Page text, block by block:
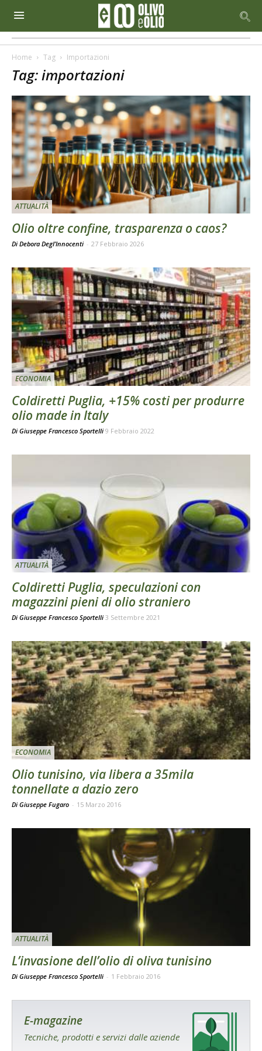
Home Tag Importazioni
Tag: importazioni
ATTUALITÀ
Olio oltre confine, trasparenza o caos?
Di Debora Degl’Innocenti - 27 Febbraio 2026
ECONOMIA
Coldiretti Puglia, +15% costi per produrre
olio made in Italy
Di Giuseppe Francesco Sportelli 9 Febbraio 2022
ATTUALITÀ
Coldiretti Puglia, speculazioni con
magazzini pieni di olio straniero
Di Giuseppe Francesco Sportelli 3 Settembre 2021
ECONOMIA
Olio tunisino, via libera a 35mila
tonnellate a dazio zero
Di Giuseppe Fugaro - 15 Marzo 2016
ATTUALITÀ
L’invasione dell’olio di oliva tunisino
Di Giuseppe Francesco Sportelli - 1 Febbraio 2016
E-magazine
Tecniche, prodotti e servizi dalle aziende